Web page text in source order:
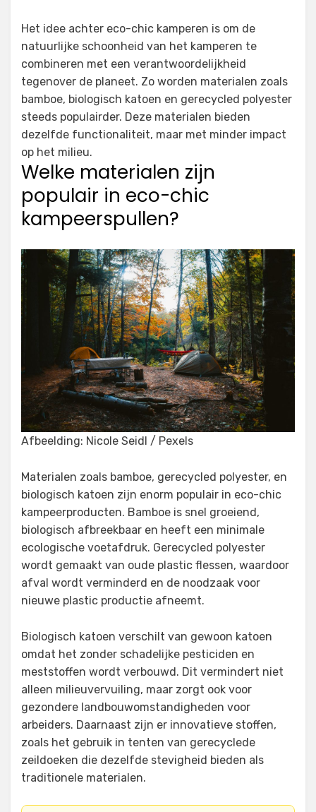
Het idee achter eco-chic kamperen is om de
natuurlijke schoonheid van het kamperen te
combineren met een verantwoordelijkheid
tegenover de planeet. Zo worden materialen zoals
bamboe, biologisch katoen en gerecycled polyester
steeds populairder. Deze materialen bieden
dezelfde functionaliteit, maar met minder impact
op het milieu.
Welke materialen zijn
populair in eco-chic
kampeerspullen?
Afbeelding: Nicole Seidl / Pexels
Materialen zoals bamboe, gerecycled polyester, en
biologisch katoen zijn enorm populair in eco-chic
kampeerproducten. Bamboe is snel groeiend,
biologisch afbreekbaar en heeft een minimale
ecologische voetafdruk. Gerecycled polyester
wordt gemaakt van oude plastic flessen, waardoor
afval wordt verminderd en de noodzaak voor
nieuwe plastic productie afneemt.
Biologisch katoen verschilt van gewoon katoen
omdat het zonder schadelijke pesticiden en
meststoffen wordt verbouwd. Dit vermindert niet
alleen milieuvervuiling, maar zorgt ook voor
gezondere landbouwomstandigheden voor
arbeiders. Daarnaast zijn er innovatieve stoffen,
zoals het gebruik in tenten van gerecyclede
zeildoeken die dezelfde stevigheid bieden als
traditionele materialen.